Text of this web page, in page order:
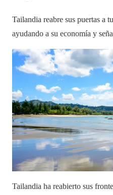
Tailandia reabre sus puertas a
ayudando a su economía y
Tailandia ha reabierto sus